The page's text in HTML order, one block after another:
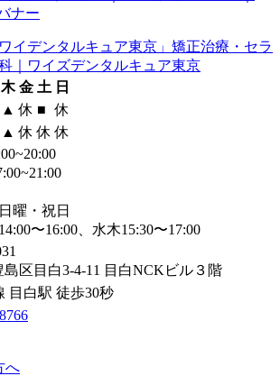
木 金 土 日
▲ 休 ■
休
▲ 休 休 休
曜・祝日
〜16:00、水木15:30〜17:00
島区目白3-4-11 目白NCKビル３階
目白駅 徒歩30秒
へ